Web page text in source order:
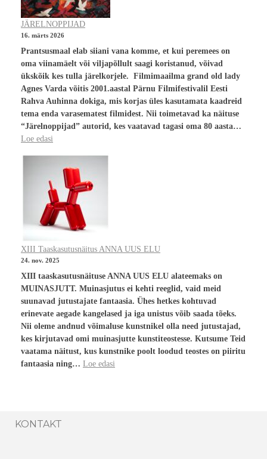
JÄRELNOPPIJAD
16. märts 2026
Prantsusmaal elab siiani vana komme, et kui peremees on
oma viinamäelt või viljapõllult saagi koristanud, võivad
ükskõik kes tulla järelkorjele. Filmimaailma grand old lady
Agnes Varda võitis 2001.aastal Pärnu Filmifestivalil Eesti
Rahva Auhinna dokiga, mis korjas üles kasutamata kaadreid
tema enda varasematest filmidest. Nii toimetavad ka näituse
“Järelnoppijad” autorid, kes vaatavad tagasi oma 80 aasta…
Loe edasi
XIII Taaskasutusnäitus ANNA UUS ELU
24. nov. 2025
XIII taaskasutusnäituse ANNA UUS ELU alateemaks on
MUINASJUTT. Muinasjutus ei kehti reeglid, vaid meid
suunavad jutustajate fantaasia. Ühes hetkes kohtuvad
erinevate aegade kangelased ja iga unistus võib saada tõeks.
Nii oleme andnud võimaluse kunstnikel olla need jutustajad,
kes kirjutavad omi muinasjutte kunstiteostesse. Kutsume Teid
vaatama näitust, kus kunstnike poolt loodud teostes on piiritu
fantaasia ning… Loe edasi
KONTAKT